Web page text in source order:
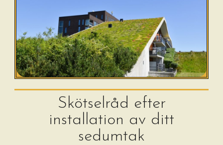
Skötselråd efter
installation av ditt
sedumtak